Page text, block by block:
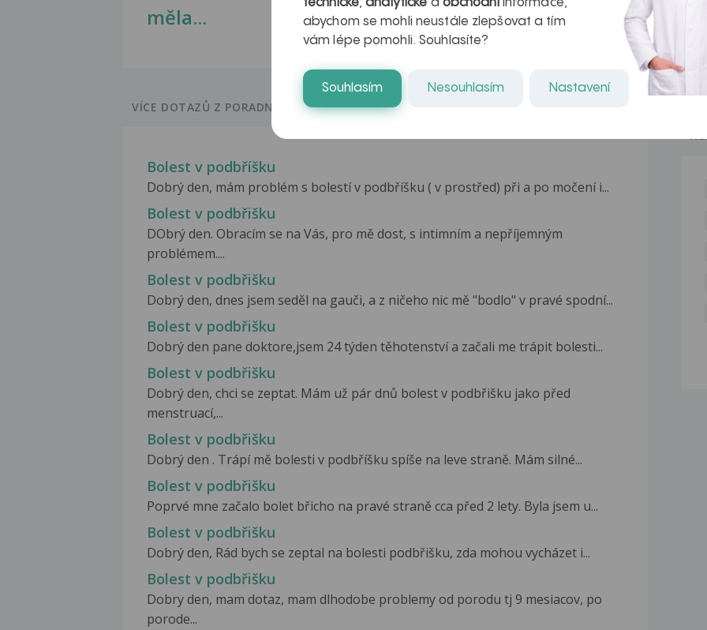
měla...
kteří ji...
VÍCE DOTAZŮ Z PORADNY
Bolest v podbříšku
Dobrý den, mám problém s bolestí v podbříšku ( v prostřed) při a po močení i...
Bolest v podbřišku
DObrý den. Obracím se na Vás, pro mě dost, s intimním a nepříjemným
problémem....
Bolest v podbřišku
Dobrý den, dnes jsem seděl na gauči, a z ničeho nic mě "bodlo" v pravé spodní...
Bolest v podbřišku
Dobrý den pane doktore,jsem 24 týden těhotenství a začali me trápit bolesti...
Bolest v podbřišku
Dobrý den, chci se zeptat. Mám už pár dnů bolest v podbřišku jako před
menstruací,...
Bolest v podbřišku
Dobrý den . Trápí mě bolesti v podbříšku spíše na leve straně. Mám silné...
Bolest v podbřišku
Poprvé mne začalo bolet břicho na pravé straně cca před 2 lety. Byla jsem u...
Bolest v podbřišku
Dobrý den, Rád bych se zeptal na bolesti podbřišku, zda mohou vycházet i...
Bolest v podbřišku
Dobry den, mam dotaz, mam dlhodobe problemy od porodu tj 9 mesiacov, po
porode...
technické,analytické a obchodníinformace,
abychom se mohli neustále zlepšovat a tím
vám lépe pomohli. Souhlasíte?
Souhlasím Nesouhlasím Nastavení